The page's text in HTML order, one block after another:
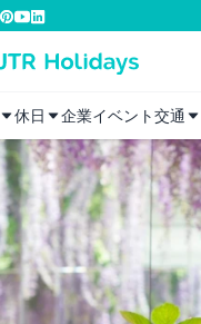
休日 企業イベント交通